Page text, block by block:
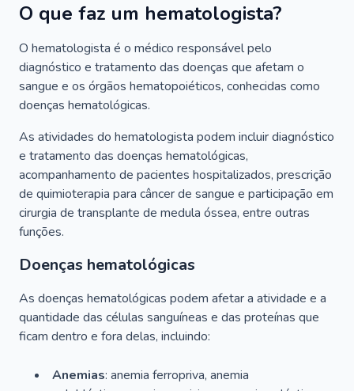
O que faz um hematologista?
O hematologista é o médico responsável pelo
diagnóstico e tratamento das doenças que afetam o
sangue e os órgãos hematopoiéticos, conhecidas como
doenças hematológicas.
As atividades do hematologista podem incluir diagnóstico
e tratamento das doenças hematológicas,
acompanhamento de pacientes hospitalizados, prescrição
de quimioterapia para câncer de sangue e participação em
cirurgia de transplante de medula óssea, entre outras
funções.
Doenças hematológicas
As doenças hematológicas podem afetar a atividade e a
quantidade das células sanguíneas e das proteínas que
ficam dentro e fora delas, incluindo:
Anemias: anemia ferropriva, anemia